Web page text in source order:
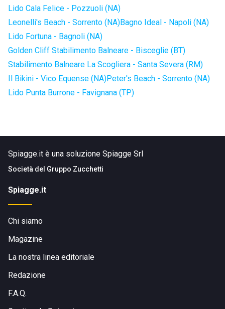
Lido Cala Felice - Pozzuoli (NA)
Leonelli's Beach - Sorrento (NA)Bagno Ideal - Napoli (NA)
Lido Fortuna - Bagnoli (NA)
Golden Cliff Stabilimento Balneare - Bisceglie (BT)
Stabilimento Balneare La Scogliera - Santa Severa (RM)
Il Bikini - Vico Equense (NA)Peter's Beach - Sorrento (NA)
Lido Punta Burrone - Favignana (TP)
Spiagge.it è una soluzione Spiagge Srl
Società del Gruppo Zucchetti
Spiagge.it
Chi siamo
Magazine
La nostra linea editoriale
Redazione
F.A.Q.